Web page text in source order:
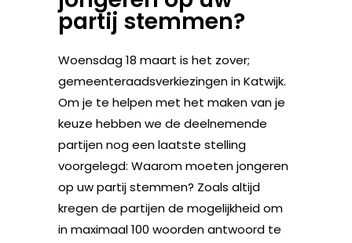
partij stemmen?
Woensdag 18 maart is het zover;
gemeenteraadsverkiezingen in Katwijk.
Om je te helpen met het maken van je
keuze hebben we de deelnemende
partijen nog een laatste stelling
voorgelegd: Waarom moeten jongeren
op uw partij stemmen? Zoals altijd
kregen de partijen de mogelijkheid om
in maximaal 100 woorden antwoord te